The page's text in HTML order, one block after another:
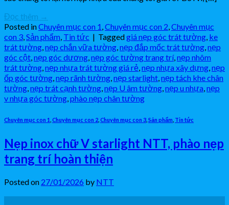
Đọc thêm →
Posted inChuyên mục con 1,Chuyên mục con 2,Chuyên mục
con 3,Sản phẩm, Tin tức | Taggedgiá nẹp góc trát tường, ke
trát tường,nẹp chắn vữa tường,nẹp đắp mốc trát tường,nẹp
góc cột,nẹp góc dương,nẹp góc tường trang trí,nẹp nhôm
trát tường,nẹp nhựa trát tường giá rẻ,nẹp nhựa xây dựng,nẹp
ốp góc tường,nẹp rãnh tường,nẹp starlight,nẹp tách khe chân
tường,nẹp trát cạnh tường,nẹp U âm tường,nẹp u nhựa,nẹp
v nhựa góc tường,phào nẹp chân tường
Chuyên mục con 1 Chuyên mục con 2 Chuyên mục con 3 Sản phẩm Tin tức
Nẹp inox chữ V starlight NTT, phào nẹp
trang trí hoàn thiện
Posted on 27/01/2026 by NTT